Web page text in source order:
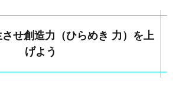
せ創造力（ひらめき 力）を上
げよう